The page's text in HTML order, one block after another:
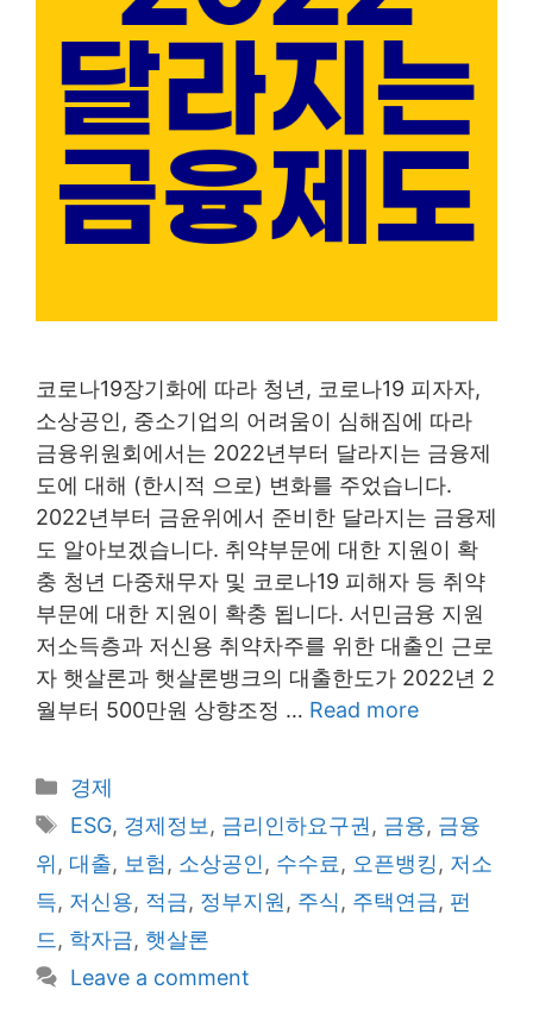
코로나19장기화에 따라 청년, 코로나19 피자자,
소상공인, 중소기업의 어려움이 심해짐에 따라
금융위원회에서는 2022년부터 달라지는 금융제
도에 대해 (한시적 으로) 변화를 주었습니다.
2022년부터 금윤위에서 준비한 달라지는 금융제
도 알아보겠습니다. 취약부문에 대한 지원이 확
충 청년 다중채무자 및 코로나19 피해자 등 취약
부문에 대한 지원이 확충 됩니다. 서민금융 지원
저소득층과 저신용 취약차주를 위한 대출인 근로
자 햇살론과 햇살론뱅크의 대출한도가 2022년 2
월부터 500만원 상향조정 … Read more
Categories
경제
Tags
ESG, 경제정보 , 금리인하요구권 , 금융, 금융
위 , 대출, 보험 , 소상공인 , 수수료 , 오픈뱅킹, 저소
득, 저신용, 적금, 정부지원 , 주식, 주택연금, 펀
드 , 학자금, 햇살론
Leave a comment